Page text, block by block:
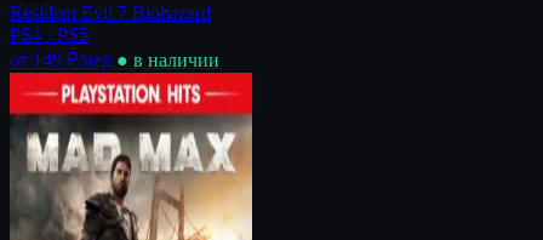
Resident Evil 7 Biohazard
PS4 · PS5
от 149 ₽/нед ● в наличии